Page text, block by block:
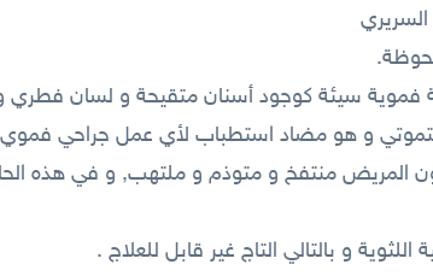
منتفخ و متوذم و ملتهب, و في هذه الحالة